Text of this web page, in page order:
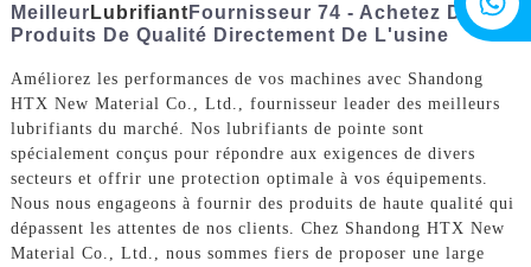
Meilleur Lubrifiant Fournisseur 74 - Achetez Des
Produits De Qualité Directement De L'usine
Améliorez les performances de vos machines avec Shandong
HTX New Material Co., Ltd., fournisseur leader des meilleurs
lubrifiants du marché. Nos lubrifiants de pointe sont
spécialement conçus pour répondre aux exigences de divers
secteurs et offrir une protection optimale à vos équipements.
Nous nous engageons à fournir des produits de haute qualité qui
dépassent les attentes de nos clients. Chez Shandong HTX New
Material Co., Ltd., nous sommes fiers de proposer une large